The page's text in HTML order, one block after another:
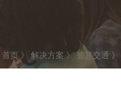
首页 》 解决方案 》智慧交通 》